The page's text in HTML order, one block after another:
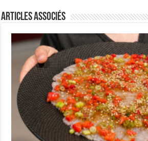
Articles associés